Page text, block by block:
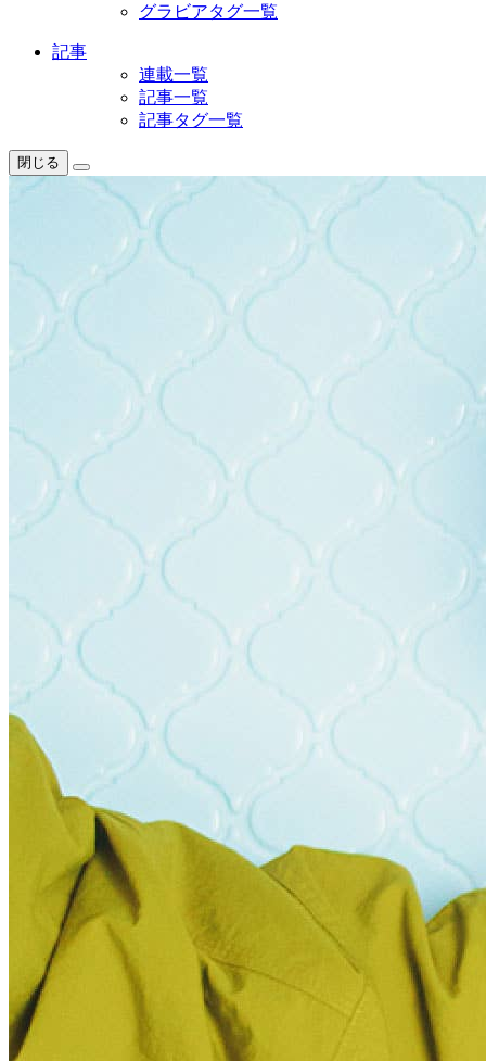
グラビアタグ一覧
記事
連載一覧
記事一覧
記事タグ一覧
閉じる